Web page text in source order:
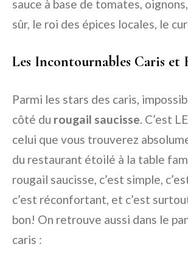
sauce à base de tomates,
sûr, le roi des épices locales, le
Les Incontournables Caris et
Parmi les stars des caris,
côté du rougail saucisse. C’est
celui que vous trouverez
du restaurant étoilé à la table
rougail saucisse, c’est simple,
c’est réconfortant, et c’est
bon! On retrouve aussi dans le
caris :